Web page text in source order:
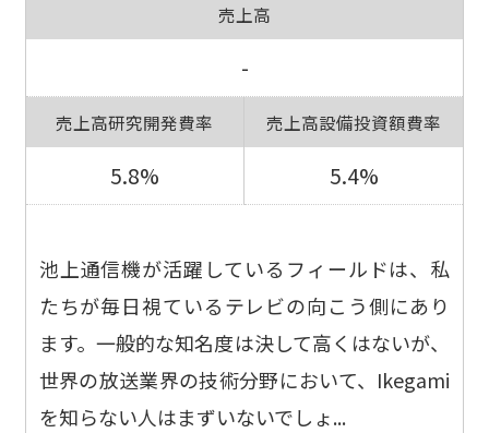
売上高
-
売上高研究開発費率
5.8%
売上高設備投資額費率
5.4%
池上通信機が活躍しているフィールドは、私
たちが毎日視ているテレビの向こう側にあり
ます。一般的な知名度は決して高くはないが、
世界の放送業界の技術分野において、Ikegami
を知らない人はまずいないでしょ...